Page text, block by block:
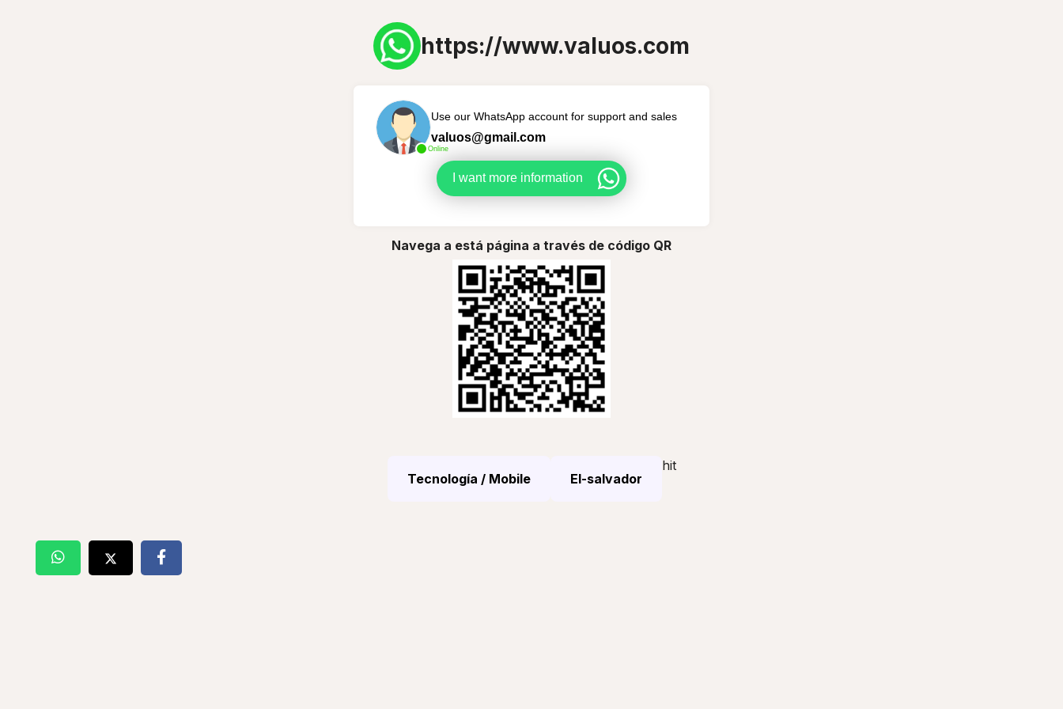
https://www.valuos.com
Online
Use our WhatsApp account for support and sales
valuos@gmail.com
I want more information
Navega a está página a través de código QR
Tecnología / Mobile El-salvador
hit